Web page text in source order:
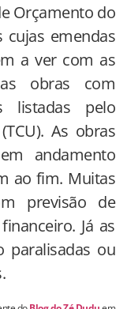
Orçamento do
cujas emendas
a ver com as
obras com
listadas pelo
As obras
andamento
ao fim. Muitas
previsão de
Já as
paralisadas ou